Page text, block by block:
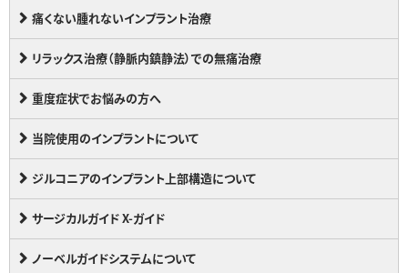
痛くない腫れないインプラント治療
リラックス治療（静脈内鎮静法）での無痛治療
重度症状でお悩みの方へ
当院使用のインプラントについて
ジルコニアのインプラント上部構造について
サージカルガイド X-ガイド
ノーベルガイドシステムについて